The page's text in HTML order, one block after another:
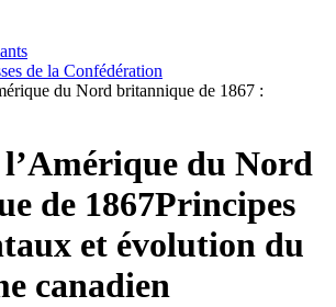
de la Confédération
du Nord britannique de 1867 :
l’Amérique du Nord
de 1867Principes
et évolution du
canadien